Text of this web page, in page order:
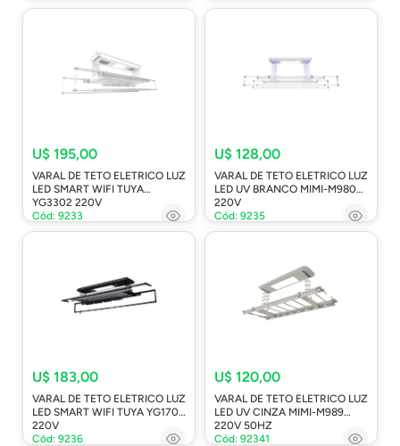
U$ 195,00
VARAL DE TETO ELETRICO LUZ
LED SMART WIFI TUYA
YG3302 220V
Cód: 9233
U$ 128,00
VARAL DE TETO ELETRICO LUZ
LED UV BRANCO MIMI-M980A
220V
Cód: 9235
U$ 183,00
VARAL DE TETO ELETRICO LUZ
LED SMART WIFI TUYA YG1709
220V
Cód: 9236
U$ 120,00
VARAL DE TETO ELETRICO LUZ
LED UV CINZA MIMI-M989
220V 50HZ
Cód: 92341